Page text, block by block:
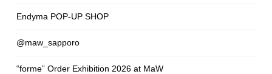
Endyma POP-UP SHOP
@maw_sapporo
“forme” Order Exhibition 2026 at MaW